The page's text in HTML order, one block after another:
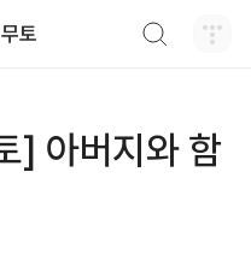
토
] 아버지와 함